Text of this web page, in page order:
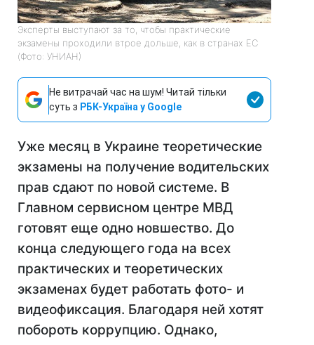
Эксперты выступают за то, чтобы практические
экзамены проходили втрое дольше, как в странах ЕС
(Фото: УНИАН)
Не витрачай час на шум! Читай тільки
суть з РБК-Україна у Google
Уже месяц в Украине теоретические
экзамены на получение водительских
прав сдают по новой системе. В
Главном сервисном центре МВД
готовят еще одно новшество. До
конца следующего года на всех
практических и теоретических
экзаменах будет работать фото- и
видеофиксация. Благодаря ней хотят
побороть коррупцию. Однако,